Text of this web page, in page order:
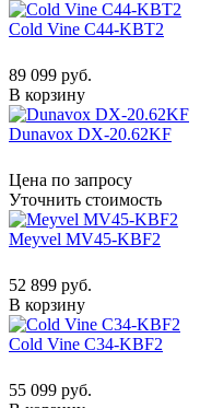
Cold Vine C44-KBT2
89 099 руб.
В корзину
Dunavox DX-20.62KF
Цена по запросу
Уточнить стоимость
Meyvel MV45-KBF2
52 899 руб.
В корзину
Cold Vine C34-KBF2
55 099 руб.